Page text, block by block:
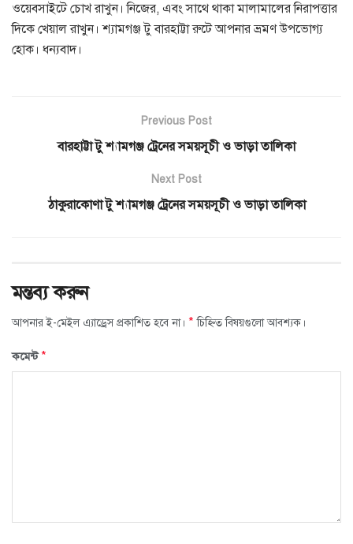
ওয়েবসাইটে চোখ রাখুন। নিজের, এবং সাথে থাকা মালামালের নিরাপত্তার
দিকে খেয়াল রাখুন। শ্যামগঞ্জ টু বারহাট্টা রুটে আপনার ভ্রমণ উপভোগ্য
হোক। ধন্যবাদ।
Previous Post
বারহাট্টা টু শ্যামগঞ্জ ট্রেনের সময়সূচী ও ভাড়া তালিকা
Next Post
ঠাকুরাকোণা টু শ্যামগঞ্জ ট্রেনের সময়সূচী ও ভাড়া তালিকা
মন্তব্য করুন
আপনার ই-মেইল এ্যাড্রেস প্রকাশিত হবে না। * চিহ্নিত বিষয়গুলো আবশ্যক।
কমেন্ট*